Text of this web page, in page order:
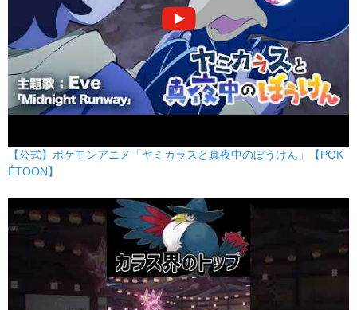
【公式】ポケモンアニメ「ヤミカラスと真夜中のぼうけん」【POK
ÉTOON】